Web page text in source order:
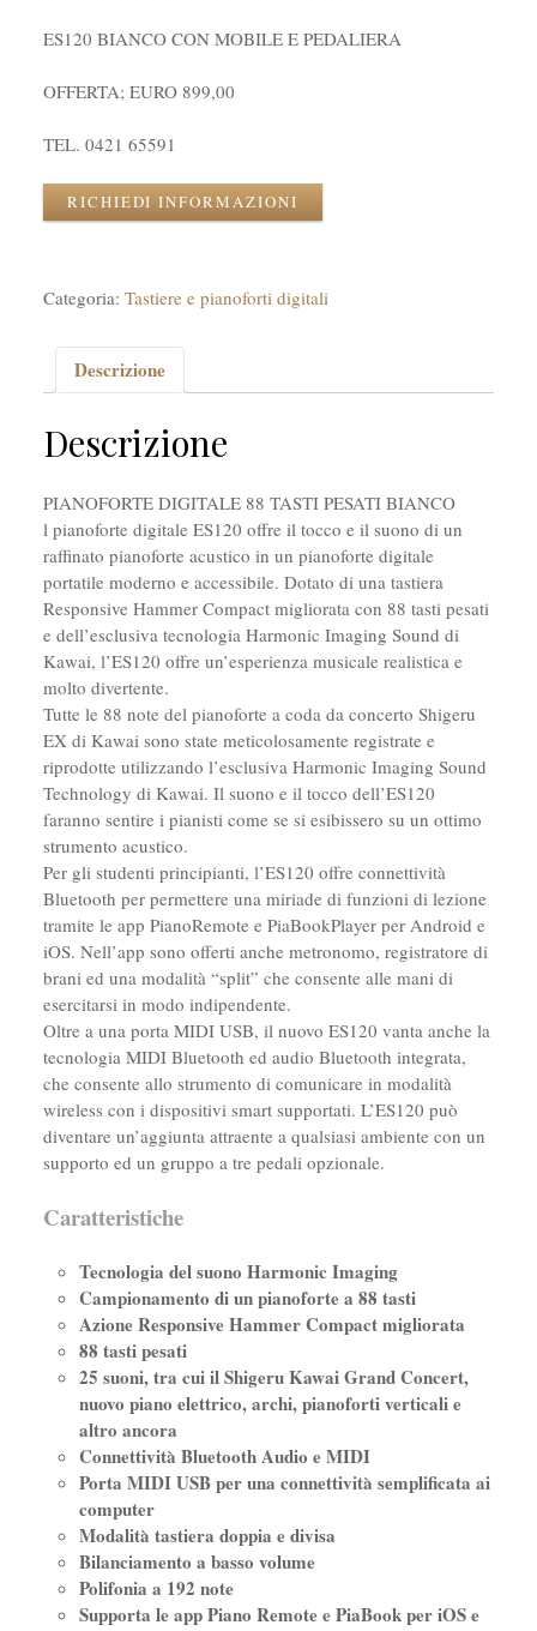
ES120 BIANCO CON MOBILE E PEDALIERA
OFFERTA; EURO 899,00
TEL. 0421 65591
RICHIEDI INFORMAZIONI
Categoria: Tastiere e pianoforti digitali
Descrizione
Descrizione
PIANOFORTE DIGITALE 88 TASTI PESATI BIANCO
l pianoforte digitale ES120 offre il tocco e il suono di un
raffinato pianoforte acustico in un pianoforte digitale
portatile moderno e accessibile. Dotato di una tastiera
Responsive Hammer Compact migliorata con 88 tasti pesati
e dell’esclusiva tecnologia Harmonic Imaging Sound di
Kawai, l’ES120 offre un’esperienza musicale realistica e
molto divertente.
Tutte le 88 note del pianoforte a coda da concerto Shigeru
EX di Kawai sono state meticolosamente registrate e
riprodotte utilizzando l’esclusiva Harmonic Imaging Sound
Technology di Kawai. Il suono e il tocco dell’ES120
faranno sentire i pianisti come se si esibissero su un ottimo
strumento acustico.
Per gli studenti principianti, l’ES120 offre connettività
Bluetooth per permettere una miriade di funzioni di lezione
tramite le app PianoRemote e PiaBookPlayer per Android e
iOS. Nell’app sono offerti anche metronomo, registratore di
brani ed una modalità “split” che consente alle mani di
esercitarsi in modo indipendente.
Oltre a una porta MIDI USB, il nuovo ES120 vanta anche la
tecnologia MIDI Bluetooth ed audio Bluetooth integrata,
che consente allo strumento di comunicare in modalità
wireless con i dispositivi smart supportati. L’ES120 può
diventare un’aggiunta attraente a qualsiasi ambiente con un
supporto ed un gruppo a tre pedali opzionale.
Caratteristiche
Tecnologia del suono Harmonic Imaging
Campionamento di un pianoforte a 88 tasti
Azione Responsive Hammer Compact migliorata
88 tasti pesati
25 suoni, tra cui il Shigeru Kawai Grand Concert,
nuovo piano elettrico, archi, pianoforti verticali e
altro ancora
Connettività Bluetooth Audio e MIDI
Porta MIDI USB per una connettività semplificata ai
computer
Modalità tastiera doppia e divisa
Bilanciamento a basso volume
Polifonia a 192 note
Supporta le app Piano Remote e PiaBook per iOS e